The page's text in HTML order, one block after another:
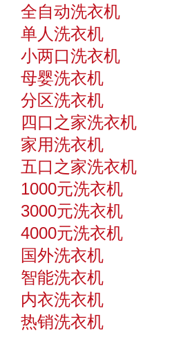
全自动洗衣机
单人洗衣机
小两口洗衣机
母婴洗衣机
分区洗衣机
四口之家洗衣机
家用洗衣机
五口之家洗衣机
1000元洗衣机
3000元洗衣机
4000元洗衣机
国外洗衣机
智能洗衣机
内衣洗衣机
热销洗衣机